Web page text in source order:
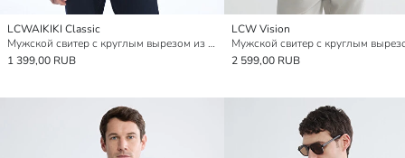
LCWAIKIKI Classic
Мужской свитер с круглым вырезом из трикотажа
1 399,00 RUB
LCW Vision
2 599,00 RUB